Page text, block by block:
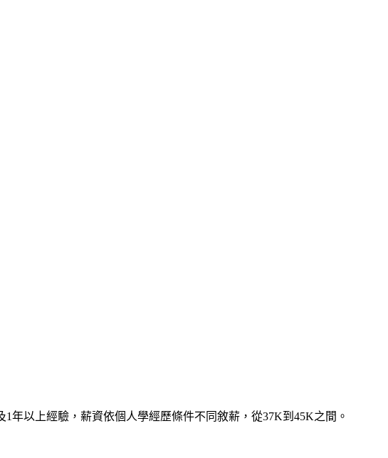
以上經驗，薪資依個人學經歷條件不同敘薪，從37K到45K之間。